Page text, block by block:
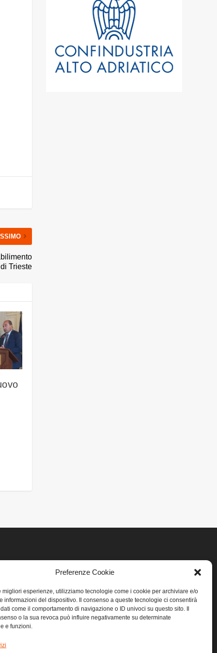
Preferenze Cookie
migliori esperienze, utilizziamo tecnologie come i cookie per archiviare e/o
informazioni del dispositivo. Il consenso a queste tecnologie ci consentirà
come il comportamento di navigazione o ID univoci su questo sito. Il
o la sua revoca può influire negativamente su determinate
e funzioni.
di Trieste